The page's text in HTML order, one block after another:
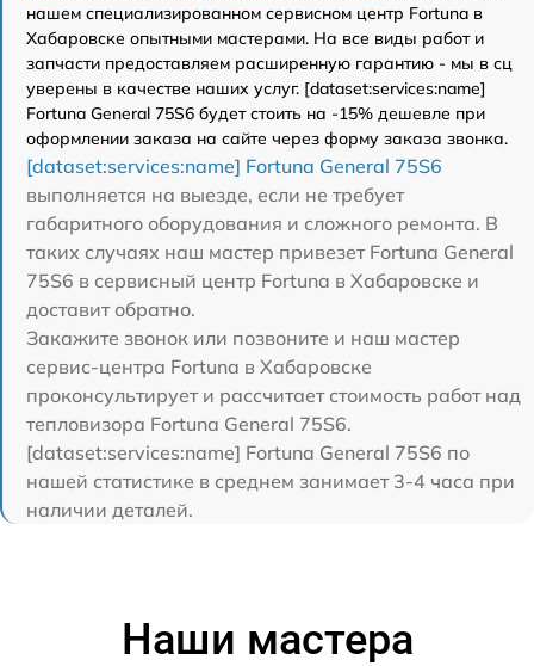
нашем специализированном сервисном центр Fortuna в
Хабаровске опытными мастерами. На все виды работ и
запчасти предоставляем расширенную гарантию - мы в сц
уверены в качестве наших услуг. [dataset:services:name]
Fortuna General 75S6 будет стоить на -15% дешевле при
оформлении заказа на сайте через форму заказа звонка.
[dataset:services:name] Fortuna General 75S6
выполняется на выезде, если не требует
габаритного оборудования и сложного ремонта. В
таких случаях наш мастер привезет Fortuna General
75S6 в сервисный центр Fortuna в Хабаровске и
доставит обратно.
Закажите звонок или позвоните и наш мастер
сервис-центра Fortuna в Хабаровске
проконсультирует и рассчитает стоимость работ над
тепловизора Fortuna General 75S6.
[dataset:services:name] Fortuna General 75S6 по
нашей статистике в среднем занимает 3-4 часа при
наличии деталей.
Наши мастера